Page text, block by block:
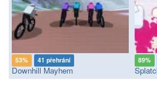
53% 41 přehrání
Downhill Mayhem
89%